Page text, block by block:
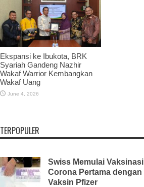
Ekspansi ke Ibukota, BRK
Syariah Gandeng Nazhir
Wakaf Warrior Kembangkan
Wakaf Uang
June 4, 2026
TERPOPULER
Swiss Memulai Vaksinasi
Corona Pertama dengan
Vaksin Pfizer